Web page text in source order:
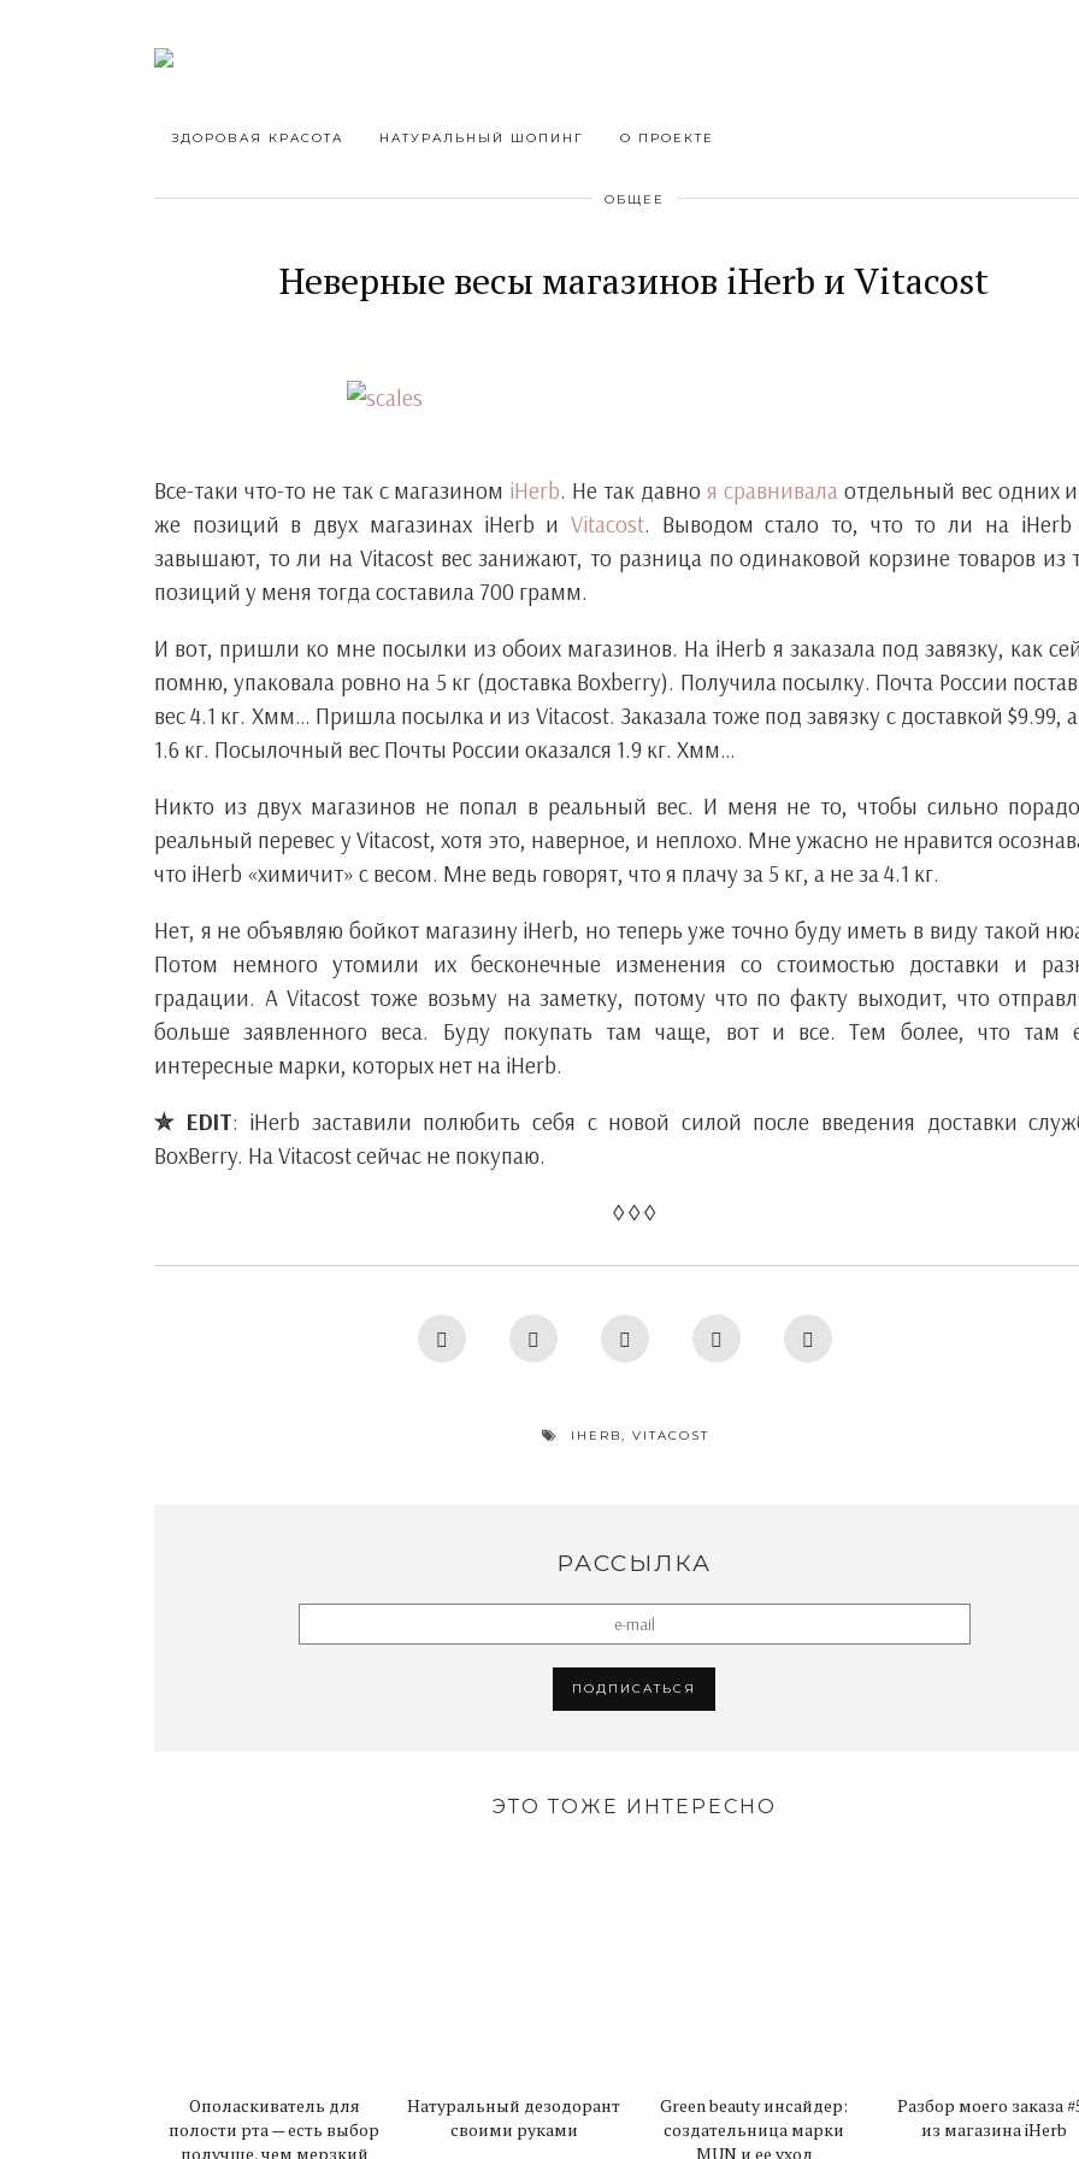
ЗДОРОВАЯ КРАСОТА НАТУРАЛЬНЫЙ ШОПИНГ О ПРОЕКТЕ
ОБЩЕЕ
Неверные весы магазинов iHerb и Vitacost
Все-таки что-то не так с магазином iHerb. Не так давно я сравнивалаотдельный вес одних и
же позиций в двух магазинах iHerb и Vitacost. Выводом стало то, что то ли на iHerb
завышают, то ли на Vitacost вес занижают, то разница по одинаковой корзине товаров из
позиций у меня тогда составила 700 грамм.
И вот, пришли ко мне посылки из обоих магазинов. На iHerb я заказала под завязку, как
помню, упаковала ровно на 5 кг (доставка Boxberry). Получила посылку. Почта России
вес 4.1 кг. Хмм… Пришла посылка и из Vitacost. Заказала тоже под завязку с доставкой $9.99,
1.6 кг. Посылочный вес Почты России оказался 1.9 кг. Хмм…
Никто из двух магазинов не попал в реальный вес. И меня не то, чтобы сильно
реальный перевес у Vitacost, хотя это, наверное, и неплохо. Мне ужасно не нравится
что iHerb «химичит» с весом. Мне ведь говорят, что я плачу за 5 кг, а не за 4.1 кг.
Нет, я не объявляю бойкот магазину iHerb, но теперь уже точно буду иметь в виду такой
Потом немного утомили их бесконечные изменения со стоимостью доставки и
градации. А Vitacost тоже возьму на заметку, потому что по факту выходит, что
больше заявленного веса. Буду покупать там чаще, вот и все. Тем более, что там
интересные марки, которых нет на iHerb.
✮ EDIT: iHerb заставили полюбить себя с новой силой после введения доставки
BoxBerry. На Vitacost сейчас не покупаю.
◊ ◊ ◊
IHERB, VITACOST
РАССЫЛКА
ЭТО ТОЖЕ ИНТЕРЕСНО
Ополаскиватель для
полости рта — есть выбор
получше, чем мерзкий
Натуральный дезодорант
своими руками
Green beauty инсайдер:
создательница марки
MUN и ее уход
Разбор моего заказа
из магазина iHerb